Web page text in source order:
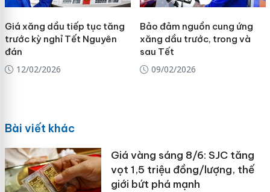
Giá xăng dầu tiếp tục tăng
trước kỳ nghỉ Tết Nguyên
đán
12/02/2026
Bảo đảm nguồn cung ứng
xăng dầu trước, trong và
sau Tết
09/02/2026
Bài viết khác
Giá vàng sáng 8/6: SJC tăng
vọt 1,5 triệu đồng/lượng, thế
giới bứt phá mạnh